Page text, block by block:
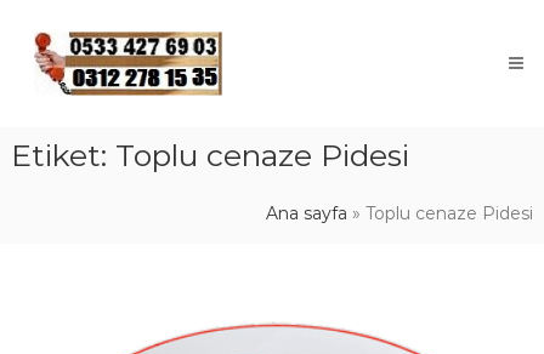
content
Etiket: Toplu cenaze Pidesi
Ana sayfa »Toplu cenaze Pidesi